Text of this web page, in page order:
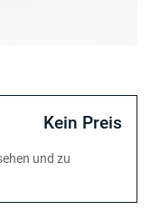
Kein Preis
und zu